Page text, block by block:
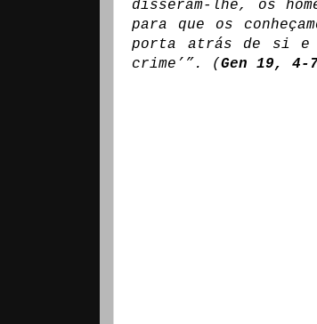
disseram-lhe, os
para que os
porta atrás de si e
crime’”. (Gen 19, 4-